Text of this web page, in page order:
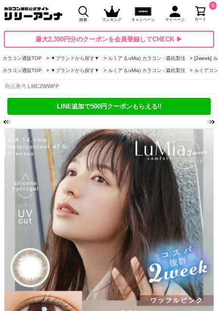
検索 ランキング キャンペーン マイページ カート
0
最大2,300円分のクーポンを会員登録してCHECK ▶
カラコン通販TOP ▼ブランドから探す▼ ルミア (LuMia) カラコン - 森絵梨佳 [2week]
カラコン通販TOP ▼ブランドから探す▼ ルミア (LuMia) カラコン - 森絵梨佳 ルミアコ
商品番号 LMC2WWFP
LINE追加で500円クーポンもらえる!!